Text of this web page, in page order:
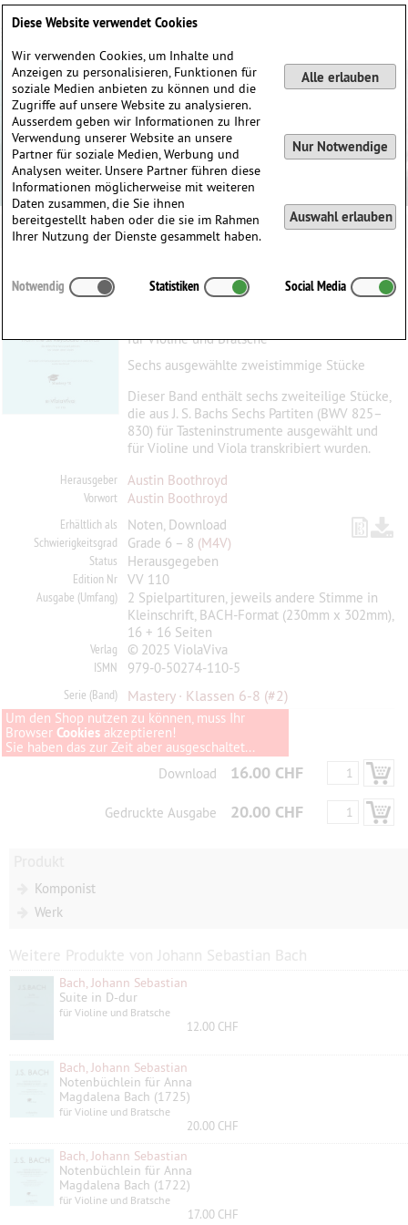
Aus den Sechs Klavierpartiten
für Violine und Bratsche
Sechs ausgewählte zweistimmige Stücke
Dieser Band enthält sechs zweiteilige Stücke,
die aus J. S. Bachs Sechs Partiten (BWV 825–
830) für ­Tasteninstrumente ausgewählt und
für Violine und Viola transkribiert wurden.
Herausgeber Austin Boothroyd
Vorwort Austin Boothroyd
Erhältlich als Noten, Download
Schwierigkeitsgrad Grade 6 – 8 (M4V)
Status Herausgegeben
Edition Nr VV 110
Ausgabe (Umfang)
2 Spielpartituren, jeweils andere Stimme in
Kleinschrift, BACH-Format (230mm x 302mm),
16 + 16 Seiten
Verlag © 2025 ViolaViva
ISMN 979-0-50274-110-5
Serie (Band) Mastery · Klassen 6-8 (#2)
Um den Shop nutzen zu können, muss Ihr
Browser Cookies akzeptieren!
Sie haben das zur Zeit aber ausgeschaltet...
Download
16.00 CHF
Gedruckte Ausgabe 20.00 CHF
Komponist
Werk
Weitere Produkte von Johann Sebastian Bach
Bach, Johann Sebastian
Suite in D-dur
für Violine und Bratsche
12.00 CHF
Bach, Johann Sebastian
Notenbüchlein für Anna
Magdalena Bach (1725)
für Violine und Bratsche
20.00 CHF
Bach, Johann Sebastian
Notenbüchlein für Anna
Magdalena Bach (1722)
für Violine und Bratsche
17.00 CHF
Diese Website verwendet Cookies
Wir verwenden Cookies, um Inhalte und
Anzeigen zu personalisieren, Funktionen für
soziale Medien anbieten zu können und die
Zugriffe auf unsere Website zu analysieren.
Ausserdem geben wir Informationen zu Ihrer
Verwendung unserer Website an unsere
Partner für soziale Medien, Werbung und
Analysen weiter. Unsere Partner führen diese
Informationen möglicherweise mit weiteren
Daten zusammen, die Sie ihnen
bereitgestellt haben oder die sie im Rahmen
Ihrer Nutzung der Dienste gesammelt haben.
Alle erlauben
Nur Notwendige
Auswahl erlauben
Notwendig Statistiken Social Media